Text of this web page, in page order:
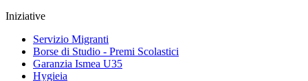
Iniziative
Servizio Migranti
Borse di Studio - Premi Scolastici
Garanzia Ismea U35
Hygieia